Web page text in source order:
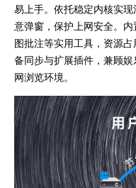
易上手。依托稳定内核实
意弹窗，保护上网安全。
图批注等实用工具，资源
备同步与扩展插件，兼顾
网浏览环境。